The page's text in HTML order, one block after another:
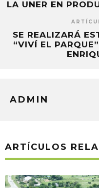
LA UNER EN
SE REALIZARÁ
“VIVÍ EL
ADMIN
ARTÍCULOS